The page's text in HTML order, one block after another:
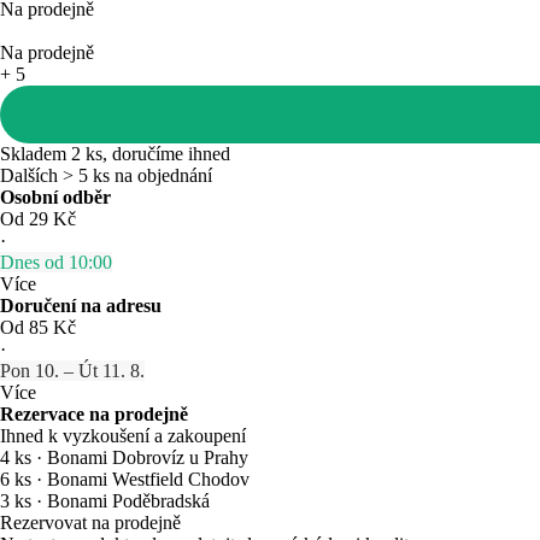
Na prodejně
Na prodejně
+ 5
Skladem 2 ks, doručíme ihned
Dalších > 5 ks na objednání
Osobní odběr
Od 29 Kč
·
Dnes od 10:00
Více
Doručení na adresu
Od 85 Kč
·
Pon 10. – Út 11. 8.
Více
Rezervace na prodejně
Ihned k vyzkoušení a zakoupení
4 ks · Bonami Dobrovíz u Prahy
6 ks · Bonami Westfield Chodov
3 ks · Bonami Poděbradská
Rezervovat na prodejně